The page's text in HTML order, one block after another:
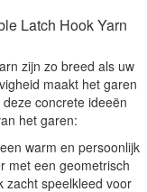
Latch Hook Yarn
zijn zo breed als uw
maakt het garen
concrete ideeën
het garen:
warm en persoonlijk
met een geometrisch
zacht speelkleed voor